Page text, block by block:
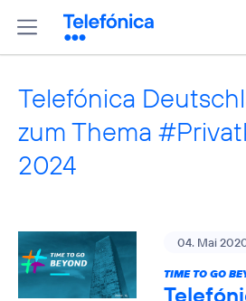
Telefónica
zum Thema
2024
04. Mai
TIME TO GO